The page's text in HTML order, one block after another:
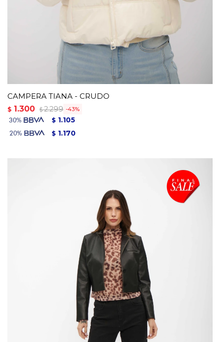
CAMPERA TIANA - CRUDO
$ 1.300 $ 2.299 43
$ 1.105
$ 1.170